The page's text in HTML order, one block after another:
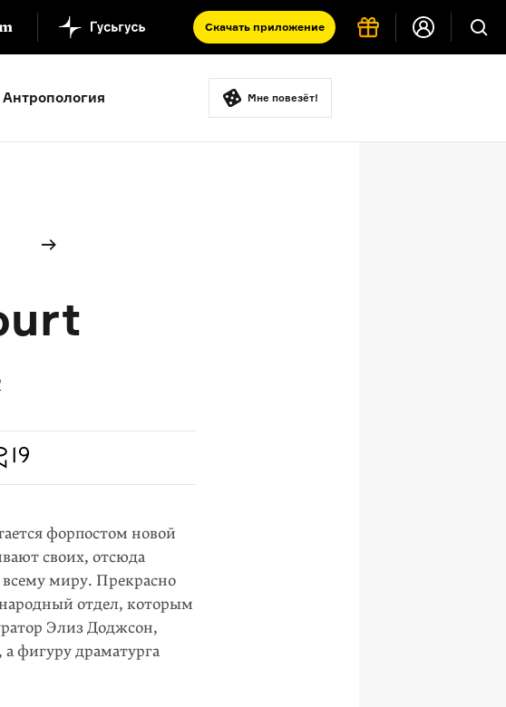
Скачать приложение
кек»
Что такое античность
Антропология Мне повезёт!
форпостом новой
своих, отсюда
миру. Прекрасно
отдел, которым
Элиз Доджсон,
фи­гу­ру драматурга